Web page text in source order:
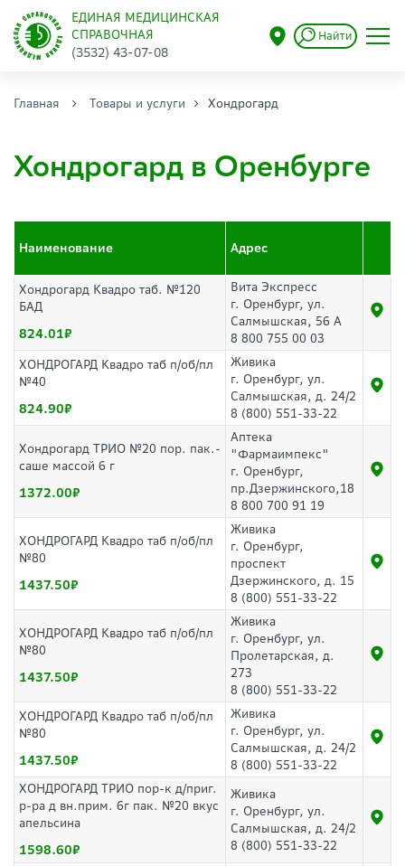
ЕДИНАЯ МЕДИЦИНСКАЯ
СПРАВОЧНАЯ
(3532) 43-07-08
Найти
Главная Товары и услуги Хондрогард
Хондрогард в Оренбурге
Наименование Адрес
Хондрогард Квадро таб. №120
БАД
824.01
Вита Экспресс
г. Оренбург, ул.
Салмышская, 56 А
8 800 755 00 03
ХОНДРОГАРД Квадро таб п/об/пл
№40
824.90
Живика
г. Оренбург, ул.
Салмышская, д. 24/2
8 (800) 551-33-22
Хондрогард ТРИО №20 пор. пак.-
саше массой 6 г
1372.00
Аптека
"Фармаимпекс"
г. Оренбург,
пр.Дзержинского,18
8 800 700 91 19
ХОНДРОГАРД Квадро таб п/об/пл
№80
1437.50
Живика
г. Оренбург,
проспект
Дзержинского, д. 15
8 (800) 551-33-22
ХОНДРОГАРД Квадро таб п/об/пл
№80
1437.50
Живика
г. Оренбург, ул.
Пролетарская, д.
273
8 (800) 551-33-22
ХОНДРОГАРД Квадро таб п/об/пл
№80
1437.50
Живика
г. Оренбург, ул.
Салмышская, д. 24/2
8 (800) 551-33-22
ХОНДРОГАРД ТРИО пор-к д/приг.
р-ра д вн.прим. 6г пак. №20 вкус
апельсина
1598.60
Живика
г. Оренбург, ул.
Салмышская, д. 24/2
8 (800) 551-33-22